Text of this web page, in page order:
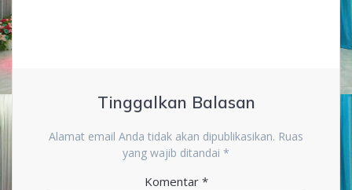
Tinggalkan Balasan
Alamat email Anda tidak akan dipublikasikan. Ruas
yang wajib ditandai *
Komentar *